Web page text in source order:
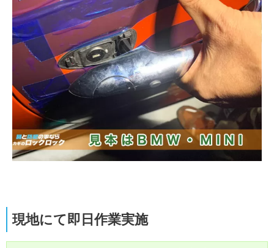
現地にて即日作業実施